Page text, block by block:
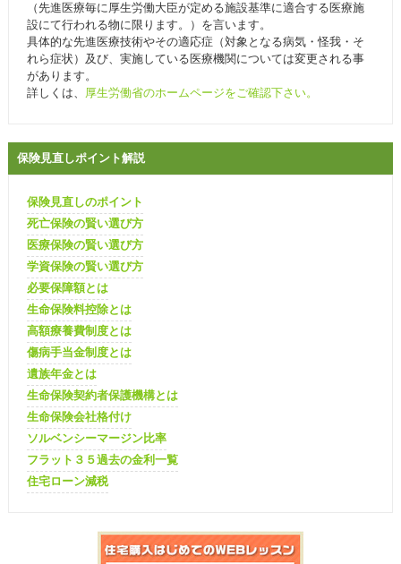
（先進医療毎に厚生労働大臣が定める施設基準に適合する医療施
設にて行われる物に限ります。）を言います。
具体的な先進医療技術やその適応症（対象となる病気・怪我・そ
れら症状）及び、実施している医療機関については変更される事
があります。
詳しくは、 厚生労働省のホームページをご確認下さい。
保険見直しポイント解説
保険見直しのポイント
死亡保険の賢い選び方
医療保険の賢い選び方
学資保険の賢い選び方
必要保障額とは
生命保険料控除とは
高額療養費制度とは
傷病手当金制度とは
遺族年金とは
生命保険契約者保護機構とは
生命保険会社格付け
ソルベンシーマージン比率
フラット３５過去の金利一覧
住宅ローン減税